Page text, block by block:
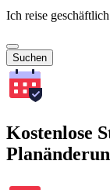
Ich reise geschäftlich
Suchen
Kostenlose